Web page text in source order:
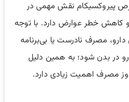
پیروکسیکام نقش مهمی در
کاهش خطر عوارض دارد. با توجه
مصرف نادرست یا بی‌برنامه
در بدن شود؛ به همین دلیل
مصرف اهمیت زیادی دارد.